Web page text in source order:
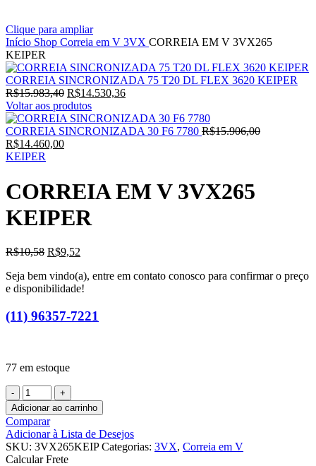
Clique para ampliar
Início Shop Correia em V 3VX CORREIA EM V 3VX265
KEIPER
CORREIA SINCRONIZADA 75 T20 DL FLEX 3620 KEIPER
R$15.983,40 O
preço
original
era:
R$14.530,36O
atual
é:
Voltar aos produtos
CORREIA SINCRONIZADA 30 F6 7780 R$15.906,00O
R$14.460,00O
é:
R$14.460,00.
KEIPER
CORREIA EM V 3VX265
KEIPER
R$10,58 O
original
era:
R$9,52
atual
é:
Seja bem vindo(a), entre em contato conosco para confirmar o preço
e disponibilidade!
(11) 96357-7221
77 em estoque
CORREIA
EM
V
3VX265
KEIPER
quantidade
Adicionar ao carrinho
Comparar
Adicionar à Lista de Desejos
SKU: 3VX265KEIPCategorias: 3VX, Correia em V
Calcular Frete